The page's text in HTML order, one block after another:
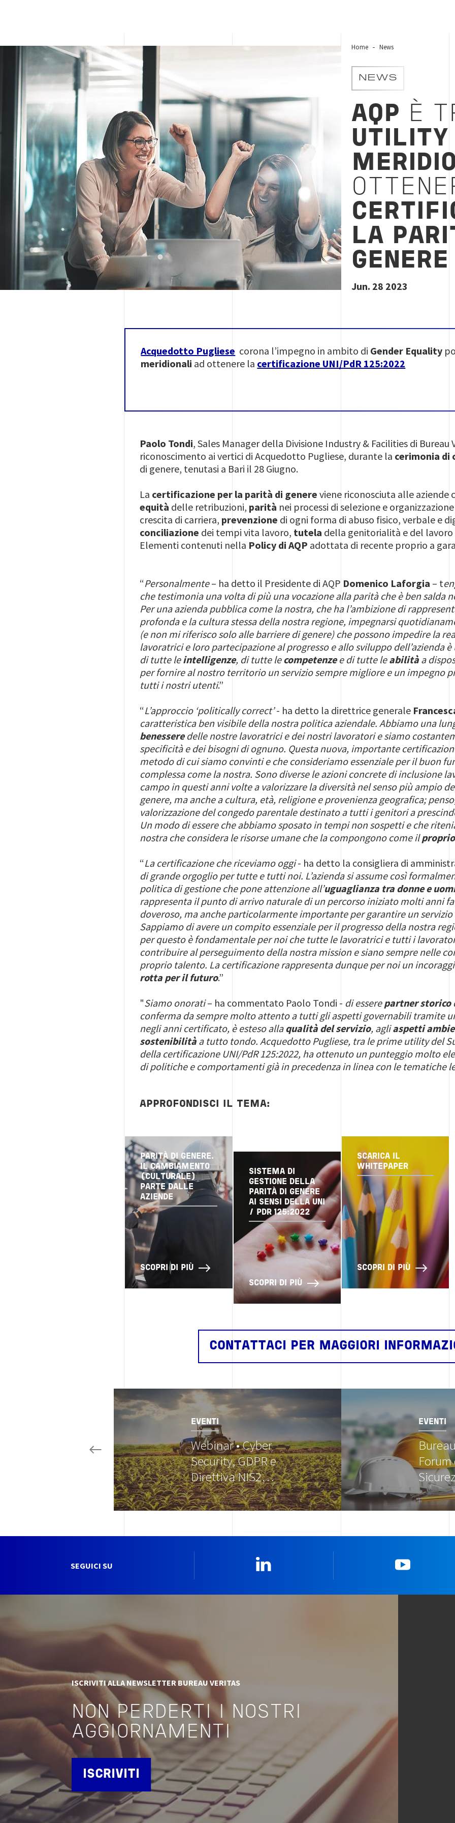
women-meeting Home News
NEWS
AQP È
UTILITY
LA
GENERE
Jun. 28 2023
Acquedotto Pugliese corona l’impegno in ambito di Gender Equality
meridionali ad ottenere la certificazione UNI/PdR 125:2022
Paolo Tondi, Sales Manager della Divisione Industry & Facilities di
riconoscimento ai vertici di Acquedotto Pugliese, durante la cerimonia di
di genere, tenutasi a Bari il 28 Giugno.
La certificazione per la parità di genere viene riconosciuta alle aziende
equità delle retribuzioni, parità nei processi di selezione e
crescita di carriera, prevenzione di ogni forma di abuso fisico, verbale e
conciliazione dei tempi vita lavoro, tutela della genitorialità e del lavoro
Elementi contenuti nella Policy di AQP adottata di recente proprio a
“Personalmente– ha detto il Presidente di AQP Domenico Laforgia – t
che testimonia una volta di più una vocazione alla parità che è ben salda
Per una azienda pubblica come la nostra, che ha l’ambizione di
profonda e la cultura stessa della nostra regione, impegnarsi
(e non mi riferisco solo alle barriere di genere) che possono impedire la
lavoratrici e loro partecipazione al progresso e allo sviluppo dell’azienda
di tutte leintelligenze, di tutte lecompetenzee di tutte leabilità a
per fornire al nostro territorio un servizio sempre migliore e un impegno
tutti i nostri utenti.”
“L’approccio ‘politically correct’- ha detto la direttrice generale
caratteristica ben visibile della nostra politica aziendale. Abbiamo una
benesseredelle nostre lavoratrici e dei nostri lavoratori e siamo
specificità e dei bisogni di ognuno. Questa nuova, importante
metodo di cui siamo convinti e che consideriamo essenziale per il buon
complessa come la nostra. Sono diverse le azioni concrete di inclusione
campo in questi anni volte a valorizzare la diversità nel senso più ampio
genere, ma anche a cultura, età, religione e provenienza geografica;
valorizzazione del congedo parentale destinato a tutti i genitori a
Un modo di essere che abbiamo sposato in tempi non sospetti e che
nostra che considera le risorse umane che la compongono come il
“La certificazione che riceviamo oggi- ha detto la consigliera di
di grande orgoglio per tutte e tutti noi. L’azienda si assume così
politica di gestione che pone attenzione all’uguaglianza tra donne e
rappresenta il punto di arrivo naturale di un percorso iniziato molti anni
doveroso, ma anche particolarmente importante per garantire un
Sappiamo di avere un compito essenziale per il progresso della nostra
per questo è fondamentale per noi che tutte le lavoratrici e tutti i
contribuire al perseguimento della nostra mission e siano sempre nelle
proprio talento. La certificazione rappresenta dunque per noi un
rotta per il futuro.”
"Siamo onorati– ha commentato Paolo Tondi - di esserepartner storico
conferma da sempre molto attento a tutti gli aspetti governabili tramite
negli anni certificato, è esteso allaqualità del servizio, agliaspetti
sostenibilità a tutto tondo. Acquedotto Pugliese, tra le prime utility del
della certificazione UNI/PdR 125:2022, ha ottenuto un punteggio molto
di politiche e comportamenti già in precedenza in linea con le tematiche
APPROFONDISCI IL TEMA:
PARITÀ DI GENERE.
IL CAMBIAMENTO
(CULTURALE)
PARTE DALLE
AZIENDE
SCOPRI DI PIÙ
SISTEMA DI
GESTIONE DELLA
PARITÀ DI GENERE
AI SENSI DELLA UNI
/ PDR 125:2022
SCOPRI DI PIÙ
SCARICA IL
WHITEPAPER
SCOPRI DI PIÙ
CONTATTACI PER MAGGIORI
Image
EVENTI
Webinar • Cyber
Security, GDPR e
Direttiva NIS2…
EVENTI
SEGUICI SU
ISCRIVITI ALLA NEWSLETTER BUREAU VERITAS
NON PERDERTI I NOSTRI
AGGIORNAMENTI
ISCRIVITI